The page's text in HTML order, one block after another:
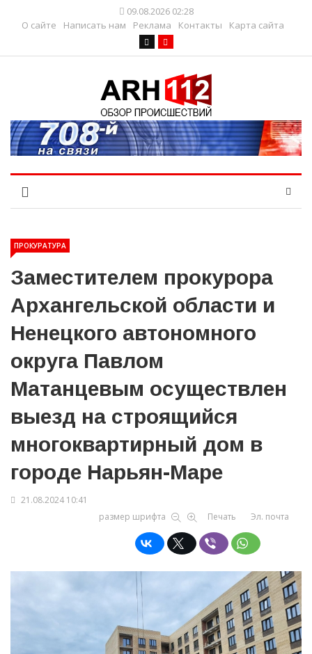
09.08.2026 02:28
О сайте
Написать нам Реклама Контакты Карта сайта
ПРОКУРАТУРА
Заместителем прокурора
Архангельской области и
Ненецкого автономного
округа Павлом
Матанцевым осуществлен
выезд на строящийся
многоквартирный дом в
городе Нарьян-Маре
21.08.2024 10:41
размер шрифта
Печать Эл. почта